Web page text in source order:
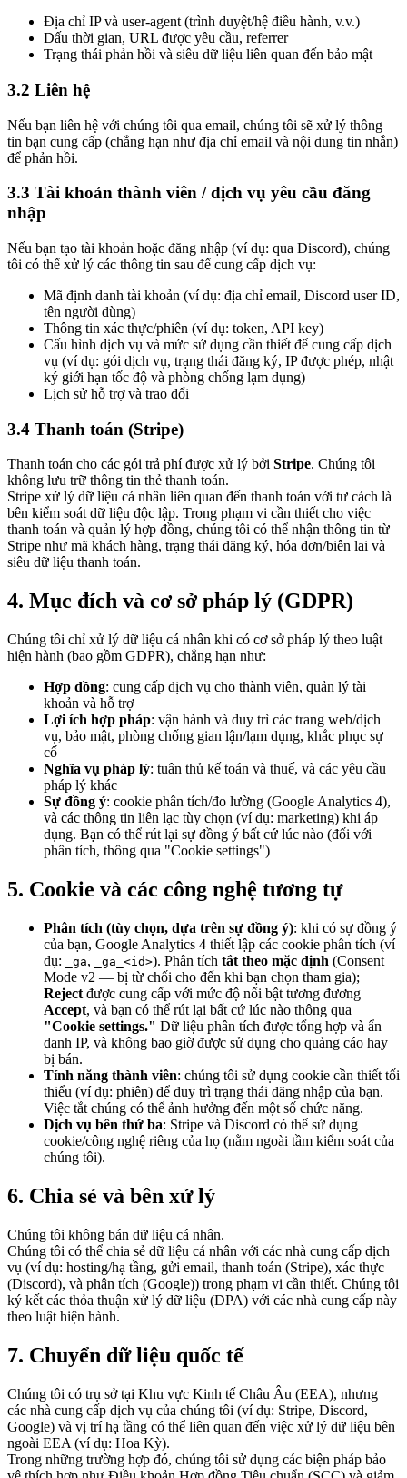
Địa chỉ IP và user-agent (trình duyệt/hệ điều hành, v.v.)
Dấu thời gian, URL được yêu cầu, referrer
Trạng thái phản hồi và siêu dữ liệu liên quan đến bảo mật
3.2 Liên hệ
Nếu bạn liên hệ với chúng tôi qua email, chúng tôi sẽ xử lý thông
tin bạn cung cấp (chẳng hạn như địa chỉ email và nội dung tin nhắn)
để phản hồi.
3.3 Tài khoản thành viên / dịch vụ yêu cầu đăng
nhập
Nếu bạn tạo tài khoản hoặc đăng nhập (ví dụ: qua Discord), chúng
tôi có thể xử lý các thông tin sau để cung cấp dịch vụ:
Mã định danh tài khoản (ví dụ: địa chỉ email, Discord user ID,
tên người dùng)
Thông tin xác thực/phiên (ví dụ: token, API key)
Cấu hình dịch vụ và mức sử dụng cần thiết để cung cấp dịch
vụ (ví dụ: gói dịch vụ, trạng thái đăng ký, IP được phép, nhật
ký giới hạn tốc độ và phòng chống lạm dụng)
Lịch sử hỗ trợ và trao đổi
3.4 Thanh toán (Stripe)
Thanh toán cho các gói trả phí được xử lý bởi Stripe. Chúng tôi
không lưu trữ thông tin thẻ thanh toán.
Stripe xử lý dữ liệu cá nhân liên quan đến thanh toán với tư cách là
bên kiểm soát dữ liệu độc lập. Trong phạm vi cần thiết cho việc
thanh toán và quản lý hợp đồng, chúng tôi có thể nhận thông tin từ
Stripe như mã khách hàng, trạng thái đăng ký, hóa đơn/biên lai và
siêu dữ liệu thanh toán.
4. Mục đích và cơ sở pháp lý (GDPR)
Chúng tôi chỉ xử lý dữ liệu cá nhân khi có cơ sở pháp lý theo luật
hiện hành (bao gồm GDPR), chẳng hạn như:
Hợp đồng: cung cấp dịch vụ cho thành viên, quản lý tài
khoản và hỗ trợ
Lợi ích hợp pháp: vận hành và duy trì các trang web/dịch
vụ, bảo mật, phòng chống gian lận/lạm dụng, khắc phục sự
cố
Nghĩa vụ pháp lý: tuân thủ kế toán và thuế, và các yêu cầu
pháp lý khác
Sự đồng ý: cookie phân tích/đo lường (Google Analytics 4),
và các thông tin liên lạc tùy chọn (ví dụ: marketing) khi áp
dụng. Bạn có thể rút lại sự đồng ý bất cứ lúc nào (đối với
phân tích, thông qua "Cookie settings")
5. Cookie và các công nghệ tương tự
Phân tích (tùy chọn, dựa trên sự đồng ý): khi có sự đồng ý
của bạn, Google Analytics 4 thiết lập các cookie phân tích (ví
dụ:
_ga, _ga_<id>). Phân tích tắt theo mặc định (Consent
Mode v2 — bị từ chối cho đến khi bạn chọn tham gia);
Reject được cung cấp với mức độ nổi bật tương đương
Accept, và bạn có thể rút lại bất cứ lúc nào thông qua
"Cookie settings." Dữ liệu phân tích được tổng hợp và ẩn
danh IP, và không bao giờ được sử dụng cho quảng cáo hay
bị bán.
Tính năng thành viên: chúng tôi sử dụng cookie cần thiết tối
thiểu (ví dụ: phiên) để duy trì trạng thái đăng nhập của bạn.
Việc tắt chúng có thể ảnh hưởng đến một số chức năng.
Dịch vụ bên thứ ba: Stripe và Discord có thể sử dụng
cookie/công nghệ riêng của họ (nằm ngoài tầm kiểm soát của
chúng tôi).
6. Chia sẻ và bên xử lý
Chúng tôi không bán dữ liệu cá nhân.
Chúng tôi có thể chia sẻ dữ liệu cá nhân với các nhà cung cấp dịch
vụ (ví dụ: hosting/hạ tầng, gửi email, thanh toán (Stripe), xác thực
(Discord), và phân tích (Google)) trong phạm vi cần thiết. Chúng tôi
ký kết các thỏa thuận xử lý dữ liệu (DPA) với các nhà cung cấp này
theo luật hiện hành.
7. Chuyển dữ liệu quốc tế
Chúng tôi có trụ sở tại Khu vực Kinh tế Châu Âu (EEA), nhưng
các nhà cung cấp dịch vụ của chúng tôi (ví dụ: Stripe, Discord,
Google) và vị trí hạ tầng có thể liên quan đến việc xử lý dữ liệu bên
ngoài EEA (ví dụ: Hoa Kỳ).
Trong những trường hợp đó, chúng tôi sử dụng các biện pháp bảo